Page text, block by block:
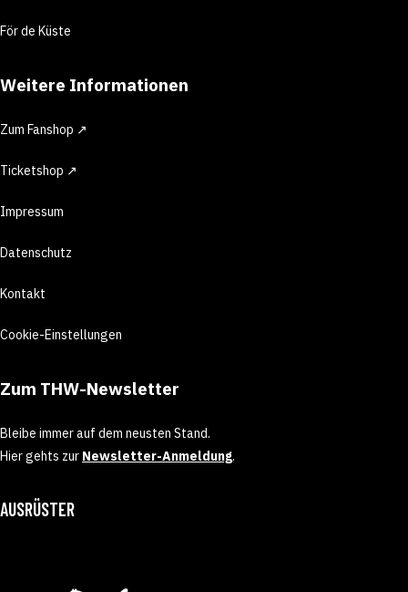
För de Küste
Weitere Informationen
Zum Fanshop ↗
Ticketshop ↗
Impressum
Datenschutz
Kontakt
Cookie-Einstellungen
Zum THW-Newsletter
Bleibe immer auf dem neusten Stand.
Hier gehts zur Newsletter-Anmeldung.
AUSRÜSTER